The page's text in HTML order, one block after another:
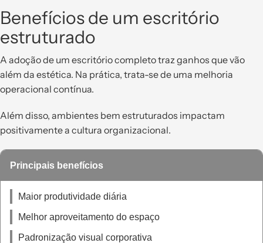
Benefícios de um escritório
estruturado
A adoção de um escritório completo traz ganhos que vão
além da estética. Na prática, trata-se de uma melhoria
operacional contínua.
Além disso, ambientes bem estruturados impactam
positivamente a cultura organizacional.
Principais benefícios
Maior produtividade diária
Melhor aproveitamento do espaço
Padronização visual corporativa